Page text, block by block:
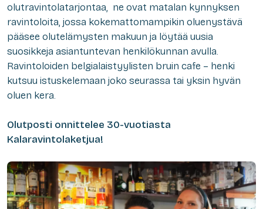
olutravintolatarjontaa, ne ovat matalan kynnyksen
ravintoloita, jossa kokemattomampikin oluenystävä
pääsee olutelämysten makuun ja löytää uusia
suosikkeja asiantuntevan henkilökunnan avulla.
Ravintoloiden belgialaistyylisten bruin cafe – henki
kutsuu istuskelemaan joko seurassa tai yksin hyvän
oluen kera.
Olutposti onnittelee 30-vuotiasta
Kalaravintolaketjua!